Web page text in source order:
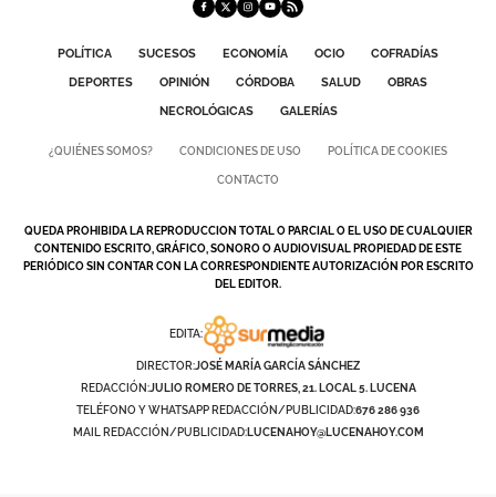
POLÍTICA SUCESOS ECONOMÍA OCIO
COFRADÍAS
DEPORTES
OPINIÓN CÓRDOBA SALUD
OBRAS
NECROLÓGICAS
GALERÍAS
¿QUIÉNES SOMOS? CONDICIONES DE USO POLÍTICA DE COOKIES
CONTACTO
QUEDA PROHIBIDA LA REPRODUCCION TOTAL O PARCIAL O EL USO DE CUALQUIER
CONTENIDO ESCRITO, GRÁFICO, SONORO O AUDIOVISUAL PROPIEDAD DE ESTE
PERIÓDICO SIN CONTAR CON LA CORRESPONDIENTE AUTORIZACIÓN POR ESCRITO
DEL EDITOR.
EDITA:
DIRECTOR:JOSÉ MARÍA GARCÍA SÁNCHEZ
REDACCIÓN:JULIO ROMERO DE TORRES, 21. LOCAL 5. LUCENA
TELÉFONO Y WHATSAPP REDACCIÓN/PUBLICIDAD:676 286 936
MAIL REDACCIÓN/PUBLICIDAD:LUCENAHOY@LUCENAHOY.COM